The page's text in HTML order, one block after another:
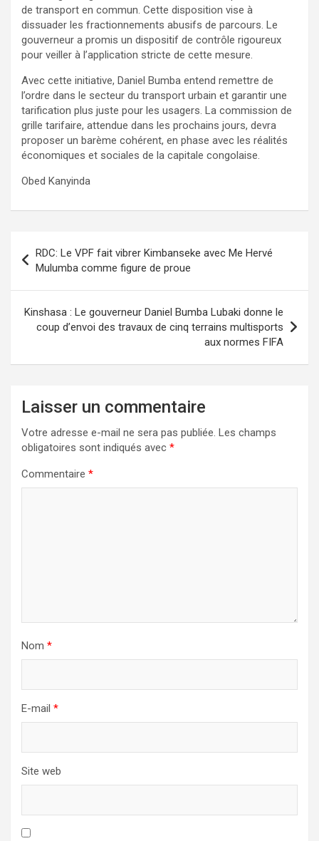
de transport en commun. Cette disposition vise à
dissuader les fractionnements abusifs de parcours. Le
gouverneur a promis un dispositif de contrôle rigoureux
pour veiller à l’application stricte de cette mesure.
Avec cette initiative, Daniel Bumba entend remettre de
l’ordre dans le secteur du transport urbain et garantir une
tarification plus juste pour les usagers. La commission de
grille tarifaire, attendue dans les prochains jours, devra
proposer un barème cohérent, en phase avec les réalités
économiques et sociales de la capitale congolaise.
Obed Kanyinda
de
l’article
RDC: Le VPF fait vibrer Kimbanseke avec Me Hervé
Mulumba comme figure de proue
Kinshasa : Le gouverneur Daniel Bumba Lubaki donne le
coup d’envoi des travaux de cinq terrains multisports
aux normes FIFA
Laisser un commentaire
Votre adresse e-mail ne sera pas publiée. Les champs
obligatoires sont indiqués avec *
Commentaire *
Nom *
E-mail *
Site web